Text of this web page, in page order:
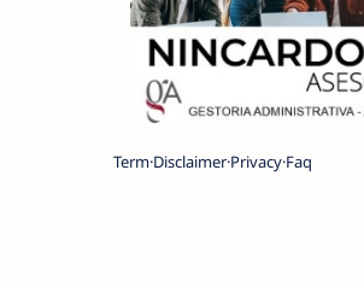
Term Disclaimer Privacy Faq